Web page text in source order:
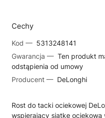
Cechy
Kod — 5313248141
Gwarancja — Ten produkt
odstąpienia od umowy
Producent — DeLonghi
Rost do tacki ociekowej
wspierający siatkę ociekową